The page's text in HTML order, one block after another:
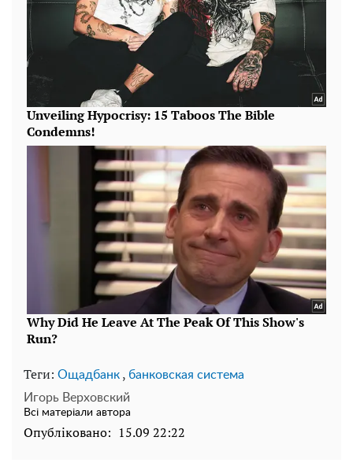
Теги: Ощадбанк , банковская система
Игорь Верховский
Всі матеріали автора
Опубліковано: 15.09 22:22